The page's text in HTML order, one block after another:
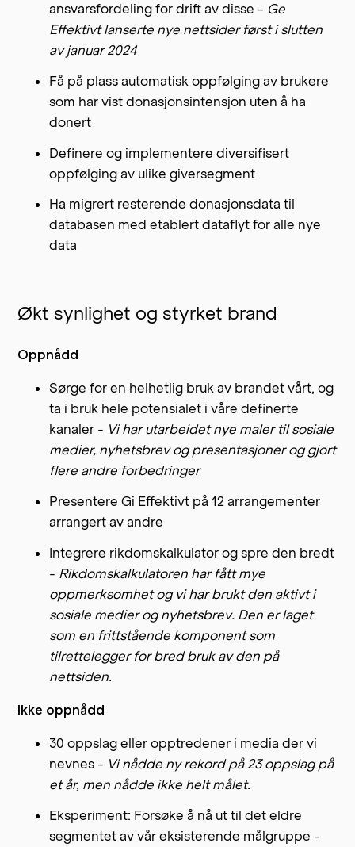
ansvarsfordeling for drift av disse - Ge
Effektivt lanserte nye nettsider først i slutten
av januar 2024
Få på plass automatisk oppfølging av brukere
som har vist donasjonsintensjon uten å ha
donert
Definere og implementere diversifisert
oppfølging av ulike giversegment
Ha migrert resterende donasjonsdata til
databasen med etablert dataflyt for alle nye
data
Økt synlighet og styrket brand
Oppnådd
Sørge for en helhetlig bruk av brandet vårt, og
ta i bruk hele potensialet i våre definerte
kanaler - Vi har utarbeidet nye maler til sosiale
medier, nyhetsbrev og presentasjoner og gjort
flere andre forbedringer
Presentere Gi Effektivt på 12 arrangementer
arrangert av andre
Integrere rikdomskalkulator og spre den bredt
- Rikdomskalkulatoren har fått mye
oppmerksomhet og vi har brukt den aktivt i
sosiale medier og nyhetsbrev. Den er laget
som en frittstående komponent som
tilrettelegger for bred bruk av den på
nettsiden.
Ikke oppnådd
30 oppslag eller opptredener i media der vi
nevnes - Vi nådde ny rekord på 23 oppslag på
et år, men nådde ikke helt målet.
Eksperiment: Forsøke å nå ut til det eldre
segmentet av vår eksisterende målgruppe -